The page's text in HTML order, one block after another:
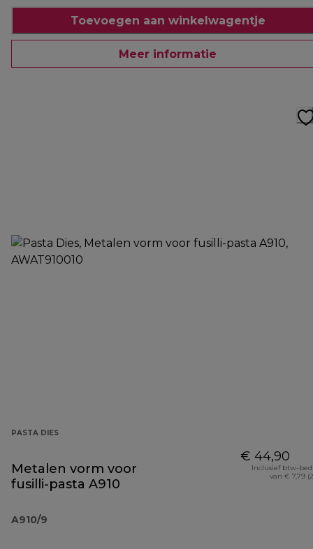
Toevoegen aan winkelwagentje
Meer informatie
PASTA DIES
Metalen vorm voor
fusilli-pasta A910
A910/9
€ 44,90
Inclusief btw-
van € 7,79